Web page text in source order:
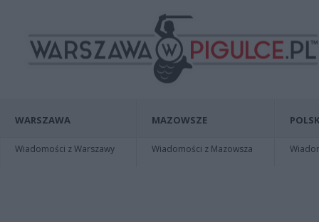
WARSZAWA
Wiadomości z Warszawy
MAZOWSZE
Wiadomości z Mazowsza